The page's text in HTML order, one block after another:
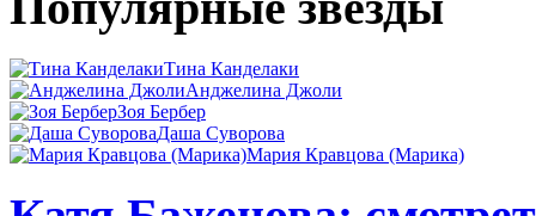
Тина Канделаки
Анджелина Джоли
Зоя Бербер
Даша Суворова
Мария Кравцова (Марика)